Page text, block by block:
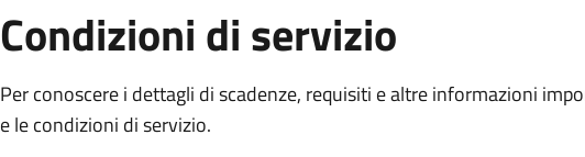
Condizioni di servizio
Per conoscere i dettagli di scadenze, requisiti e altre informazioni
e le condizioni di servizio.